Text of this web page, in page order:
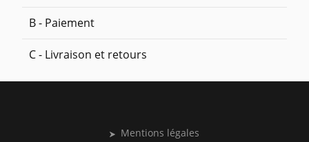
B - Paiement
C - Livraison et retours
Mentions légales